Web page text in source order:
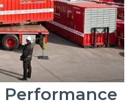
Performance